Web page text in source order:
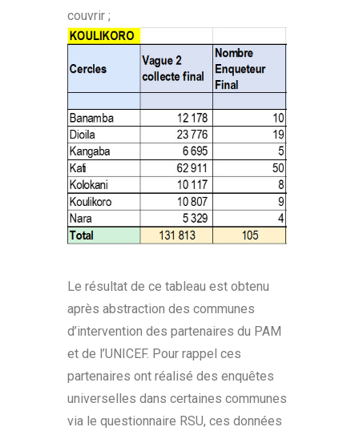
couvrir ;
Le résultat de ce tableau est obtenu
après abstraction des communes
d’intervention des partenaires du PAM
et de l’UNICEF. Pour rappel ces
partenaires ont réalisé des enquêtes
universelles dans certaines communes
via le questionnaire RSU, ces données